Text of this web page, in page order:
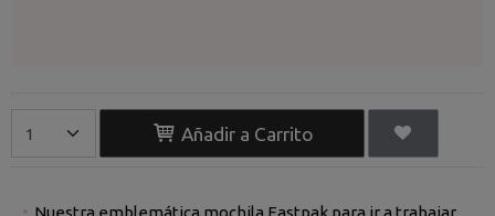
Añadir a Carrito
Nuestra emblemática mochila Eastpak para ir a trabajar,